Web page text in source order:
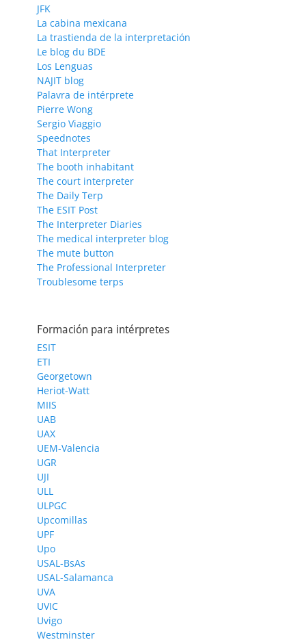
JFK
La cabina mexicana
La trastienda de la interpretación
Le blog du BDE
Los Lenguas
NAJIT blog
Palavra de intérprete
Pierre Wong
Sergio Viaggio
Speednotes
That Interpreter
The booth inhabitant
The court interpreter
The Daily Terp
The ESIT Post
The Interpreter Diaries
The medical interpreter blog
The mute button
The Professional Interpreter
Troublesome terps
Formación para intérpretes
ESIT
ETI
Georgetown
Heriot-Watt
MIIS
UAB
UAX
UEM-Valencia
UGR
UJI
ULL
ULPGC
Upcomillas
UPF
Upo
USAL-BsAs
USAL-Salamanca
UVA
UVIC
Uvigo
Westminster